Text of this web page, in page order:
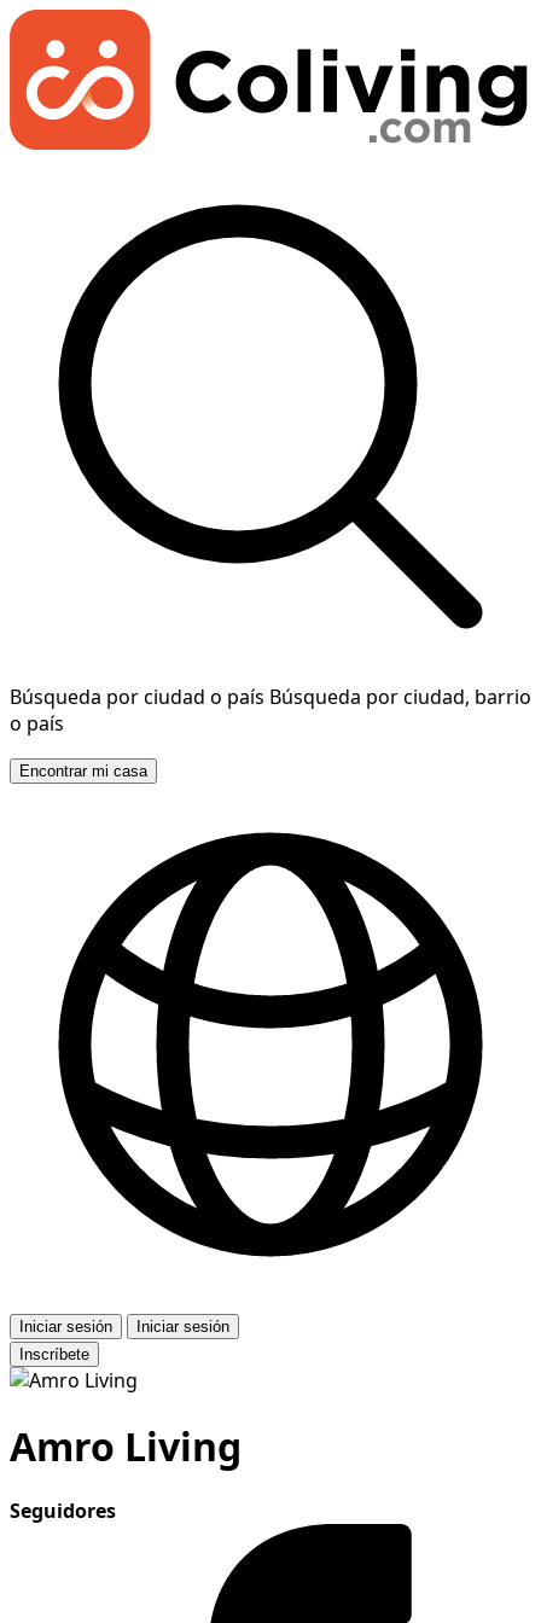
Búsqueda por ciudad o país Búsqueda por ciudad, barrio
o país
Encontrar mi casa
Iniciar sesión
Iniciar sesión
Inscríbete
Amro Living
Seguidores